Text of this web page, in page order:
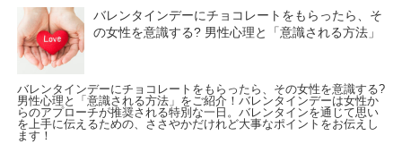
バレンタインデーにチョコレートをもらったら、そ
の女性を意識する? 男性心理と「意識される方法」
バレンタインデーにチョコレートをもらったら、その女性を意識する?
男性心理と「意識される方法」をご紹介！バレンタインデーは女性か
らのアプローチが推奨される特別な一日。バレンタインを通じて思い
を上手に伝えるための、ささやかだけれど大事なポイントをお伝えし
ます！